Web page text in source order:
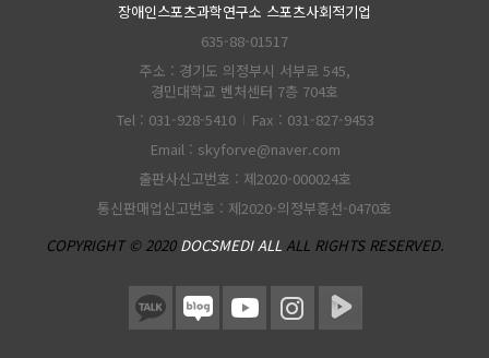
장애인스포츠과학연구소 스포츠사회적기업
635-88-01517
주소 : 경기도 의정부시 서부로 545,
경민대학교 벤처센터 7층 704호
Tel : 031-928-5410
Fax : 031-827-9453
Email : skyforve@naver.com
출판사신고번호 : 제2020-000024호
통신판매업신고번호 : 제2020-의정부흥선-0470호
COPYRIGHT © 2020 DOCSMEDI ALLALL RIGHTS RESERVED.